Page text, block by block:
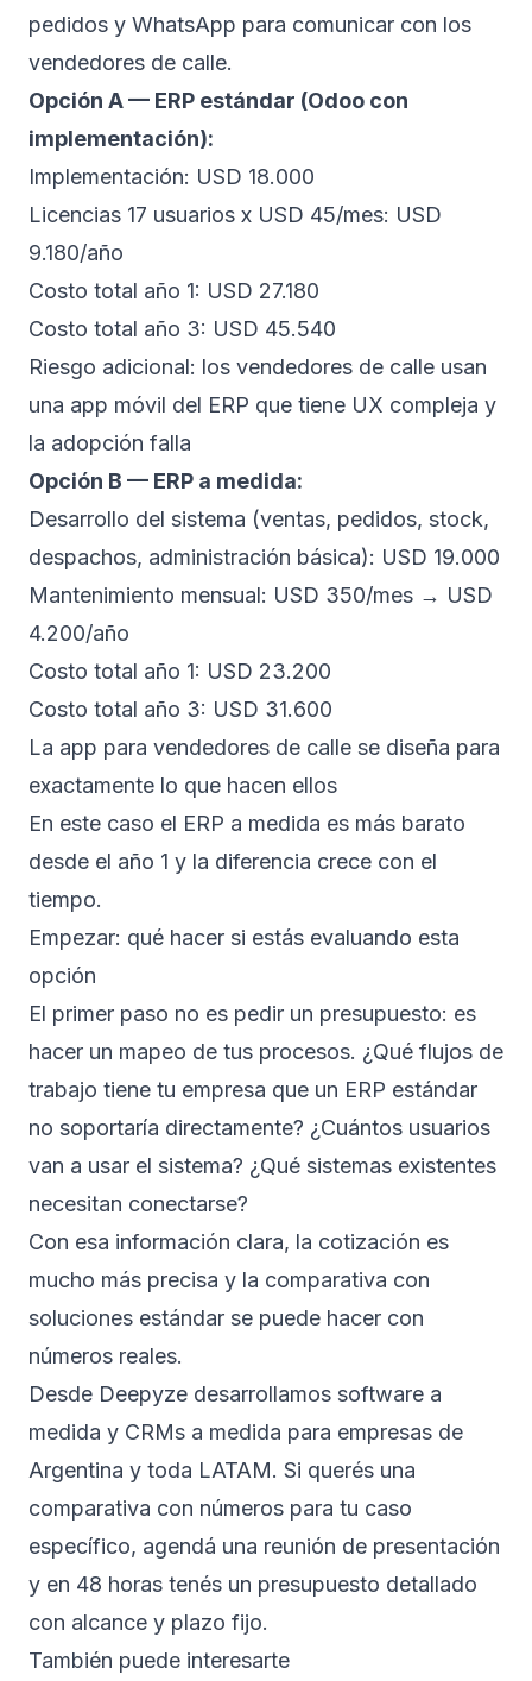
pedidos y WhatsApp para comunicar con los
vendedores de calle.
Opción A — ERP estándar (Odoo con
implementación):
Implementación: USD 18.000
Licencias 17 usuarios x USD 45/mes: USD
9.180/año
Costo total año 1: USD 27.180
Costo total año 3: USD 45.540
Riesgo adicional: los vendedores de calle usan
una app móvil del ERP que tiene UX compleja y
la adopción falla
Opción B — ERP a medida:
Desarrollo del sistema (ventas, pedidos, stock,
despachos, administración básica): USD 19.000
Mantenimiento mensual: USD 350/mes → USD
4.200/año
Costo total año 1: USD 23.200
Costo total año 3: USD 31.600
La app para vendedores de calle se diseña para
exactamente lo que hacen ellos
En este caso el ERP a medida es más barato
desde el año 1 y la diferencia crece con el
tiempo.
Empezar: qué hacer si estás evaluando esta
opción
El primer paso no es pedir un presupuesto: es
hacer un mapeo de tus procesos. ¿Qué flujos de
trabajo tiene tu empresa que un ERP estándar
no soportaría directamente? ¿Cuántos usuarios
van a usar el sistema? ¿Qué sistemas existentes
necesitan conectarse?
Con esa información clara, la cotización es
mucho más precisa y la comparativa con
soluciones estándar se puede hacer con
números reales.
Desde Deepyze desarrollamos software a
medida y CRMs a medida para empresas de
Argentina y toda LATAM. Si querés una
comparativa con números para tu caso
específico, agendá una reunión de presentación
y en 48 horas tenés un presupuesto detallado
con alcance y plazo fijo.
También puede interesarte